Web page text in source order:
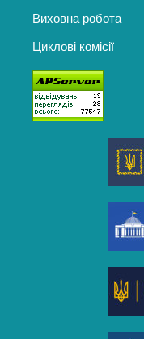
Виховна робота
Циклові комісії